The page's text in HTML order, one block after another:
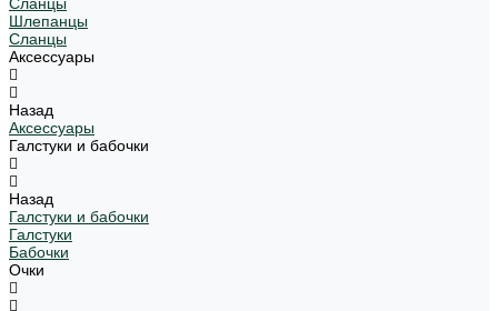
Шлепанцы
Сланцы
Аксессуары
Назад
Аксессуары
Галстуки и бабочки
Назад
Галстуки и бабочки
Галстуки
Бабочки
Очки